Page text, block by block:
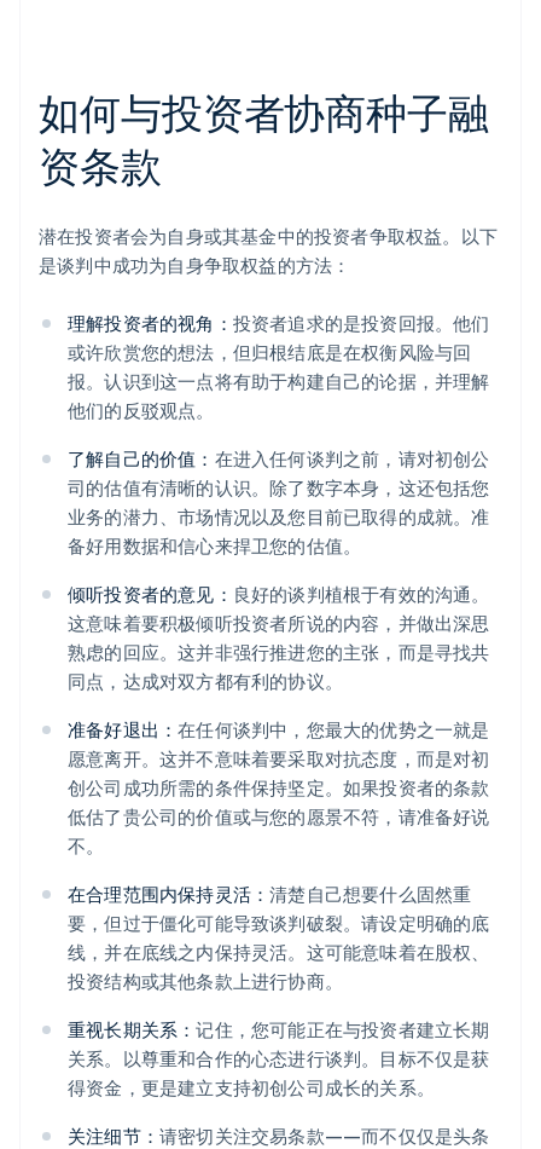
如何与投资者协商种子融
资条款
潜在投资者会为自身或其基金中的投资者争取权益。以下
是谈判中成功为自身争取权益的方法：
理解投资者的视角： 投资者追求的是投资回报。他们
或许欣赏您的想法，但归根结底是在权衡风险与回
报。认识到这一点将有助于构建自己的论据，并理解
他们的反驳观点。
了解自己的价值： 在进入任何谈判之前，请对初创公
司的估值有清晰的认识。除了数字本身，这还包括您
业务的潜力、市场情况以及您目前已取得的成就。准
备好用数据和信心来捍卫您的估值。
倾听投资者的意见： 良好的谈判植根于有效的沟通。
这意味着要积极倾听投资者所说的内容，并做出深思
熟虑的回应。这并非强行推进您的主张，而是寻找共
同点，达成对双方都有利的协议。
准备好退出：在任何谈判中，您最大的优势之一就是
愿意离开。这并不意味着要采取对抗态度，而是对初
创公司成功所需的条件保持坚定。如果投资者的条款
低估了贵公司的价值或与您的愿景不符，请准备好说
不。
在合理范围内保持灵活：清楚自己想要什么固然重
要，但过于僵化可能导致谈判破裂。请设定明确的底
线，并在底线之内保持灵活。这可能意味着在股权、
投资结构或其他条款上进行协商。
重视长期关系：记住，您可能正在与投资者建立长期
关系。以尊重和合作的心态进行谈判。目标不仅是获
得资金，更是建立支持初创公司成长的关系。
关注细节： 请密切关注交易条款——而不仅仅是头条